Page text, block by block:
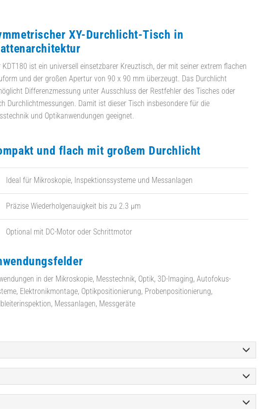
XY-Durchlicht-Tisch in
KDT180 ist ein universell einsetzbarer Kreuztisch, der mit seiner extrem flachen
und der großen Apertur von 90 x 90 mm überzeugt. Das Durchlicht
Differenzmessung unter Ausschluss der Restfehler des Tisches oder
Durchlichtmessungen. Damit ist dieser Tisch insbesondere für die
und Optikanwendungen geeignet.
und flach mit großem Durchlicht
Ideal für Mikroskopie, Inspektionssysteme und Messanlagen
Präzise Wiederholgenauigkeit bis zu 2.3 µm
Optional mit DC-Motor oder Schrittmotor
in der Mikroskopie, Messtechnik, Optik, 3D-Imaging, Autofokus-
Elektronikmontage, Optikpositionierung, Probenpositionierung,
Messanlagen, Messgeräte